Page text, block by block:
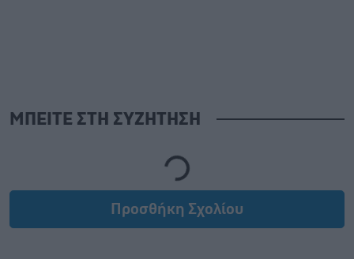
ΜΠΕΙΤΕ ΣΤΗ ΣΥΖΗΤΗΣΗ
Loading...
Προσθήκη Σχολίου